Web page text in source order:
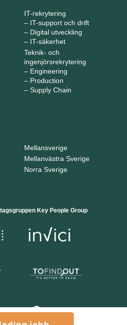
IT-rekrytering
– IT-support och drift
– Digital utveckling
– IT-säkerhet
Teknik- och
ingenjörsrekrytering
– Engineering
– Production
– Supply Chain
Mellansverige
Mellanvästra Sverige
Norra Sverige
Key People Group